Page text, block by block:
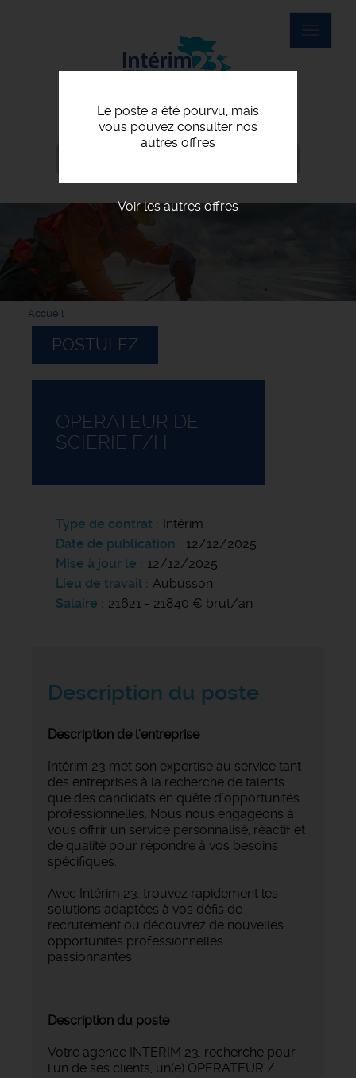
Accueil
Le poste a été pourvu, mais
vous pouvez consulter nos
autres offres
Voir les autres offres
POSTULEZ
OPERATEUR DE
SCIERIE F/H
Type de contrat
Intérim
Date de publication
12/12/2025
Mise à jour le
12/12/2025
Lieu de travail
Aubusson
Salaire
21621 - 21840 € brut/an
Description du poste
Description de l'entreprise
Intérim 23 met son expertise au service tant
des entreprises à la recherche de talents
que des candidats en quête d’opportunités
professionnelles. Nous nous engageons à
vous offrir un service personnalisé, réactif et
de qualité pour répondre à vos besoins
spécifiques.
Avec Intérim 23, trouvez rapidement les
solutions adaptées à vos défis de
recrutement ou découvrez de nouvelles
opportunités professionnelles
passionnantes.
Description du poste
Votre agence INTERIM 23, recherche pour
l'un de ses clients, un(e) OPERATEUR /